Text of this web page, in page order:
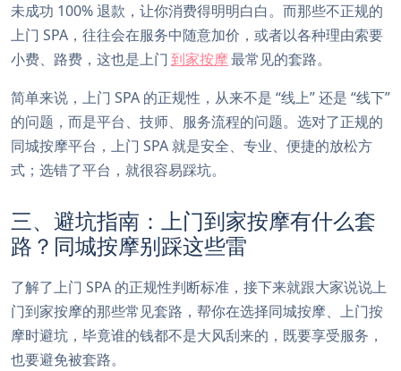
未成功 100% 退款，让你消费得明明白白。而那些不正规的
上门 SPA，往往会在服务中随意加价，或者以各种理由索要
小费、路费，这也是上门 到家按摩最常见的套路。
简单来说，上门 SPA 的正规性，从来不是 “线上” 还是 “线下”
的问题，而是平台、技师、服务流程的问题。选对了正规的
同城按摩平台，上门 SPA 就是安全、专业、便捷的放松方
式；选错了平台，就很容易踩坑。
三、避坑指南：上门到家按摩有什么套
路？同城按摩别踩这些雷
了解了上门 SPA 的正规性判断标准，接下来就跟大家说说上
门到家按摩的那些常见套路，帮你在选择同城按摩、上门按
摩时避坑，毕竟谁的钱都不是大风刮来的，既要享受服务，
也要避免被套路。